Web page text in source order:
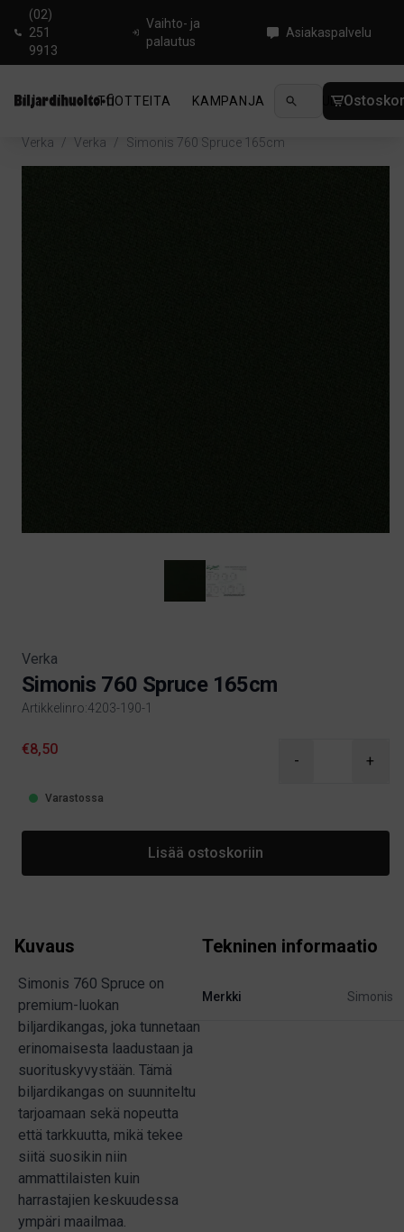
(02)
251
9913
Vaihto- ja
palautus
Asiakaspalvelu
TUOTTEITA KAMPANJA UUTUUDET
Pöydänhuolto /
Verka
/ Verka / Simonis 760 Spruce 165cm
Verka
Simonis 760 Spruce 165cm
Artikkelinro:4203-190-1
Product information
€8,50
- +
Varastossa
Lisää ostoskoriin
Kuvaus
Simonis 760 Spruce on
premium-luokan
biljardikangas, joka tunnetaan
erinomaisesta laadustaan ja
suorituskyvystään. Tämä
biljardikangas on suunniteltu
tarjoamaan sekä nopeutta
että tarkkuutta, mikä tekee
siitä suosikin niin
ammattilaisten kuin
harrastajien keskuudessa
ympäri maailmaa.
Tekninen informaatio
Merkki Simonis